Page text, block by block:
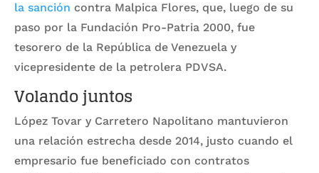
la sanción contra Malpica Flores, que, luego de su
paso por la Fundación Pro-Patria 2000, fue
tesorero de la República de Venezuela y
vicepresidente de la petrolera PDVSA.
Volando juntos
López Tovar y Carretero Napolitano mantuvieron
una relación estrecha desde 2014, justo cuando el
empresario fue beneficiado con contratos